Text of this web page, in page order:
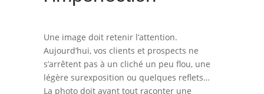
Une image doit retenir l’attention.
Aujourd’hui, vos clients et prospects ne
s’arrêtent pas à un cliché un peu flou, une
légère surexposition ou quelques reflets…
La photo doit avant tout raconter une